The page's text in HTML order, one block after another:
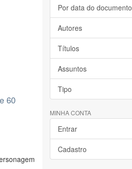
60
Por data do documento
Autores
Títulos
Assuntos
Tipo
MINHA CONTA
Entrar
Cadastro